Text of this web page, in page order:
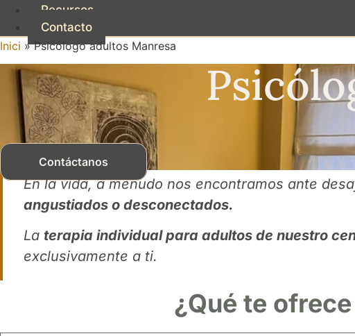
Recursos
Contacto
Inici »Psicólogo adultos Manresa
Contáctanos
En la vida, a menudo nos encontramos ante
angustiados o desconectados.
La terapia individual para adultos de nuestro
exclusivamente a ti.
¿Qué te